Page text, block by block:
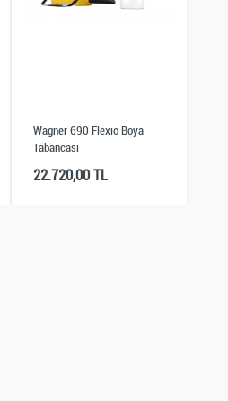
Wagner 690 Flexio Boya
Tabancası
22.720,00 TL